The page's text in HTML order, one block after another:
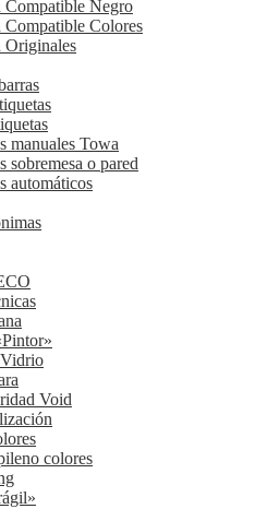
Compatible Negro
Compatible Colores
Originales
manuales Towa
sobremesa o pared
automáticos
Void
colores